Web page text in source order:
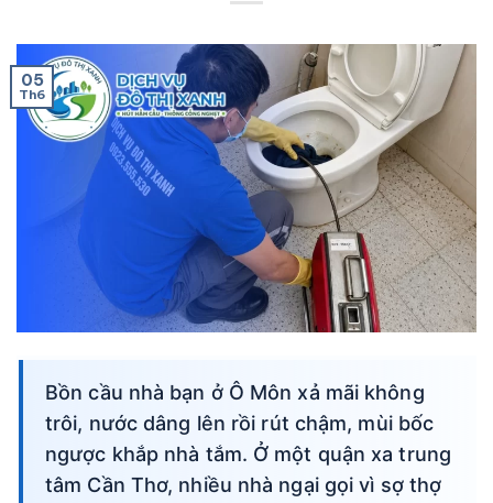
05
Th6
Bồn cầu nhà bạn ở Ô Môn xả mãi không
trôi, nước dâng lên rồi rút chậm, mùi bốc
ngược khắp nhà tắm. Ở một quận xa trung
tâm Cần Thơ, nhiều nhà ngại gọi vì sợ thợ